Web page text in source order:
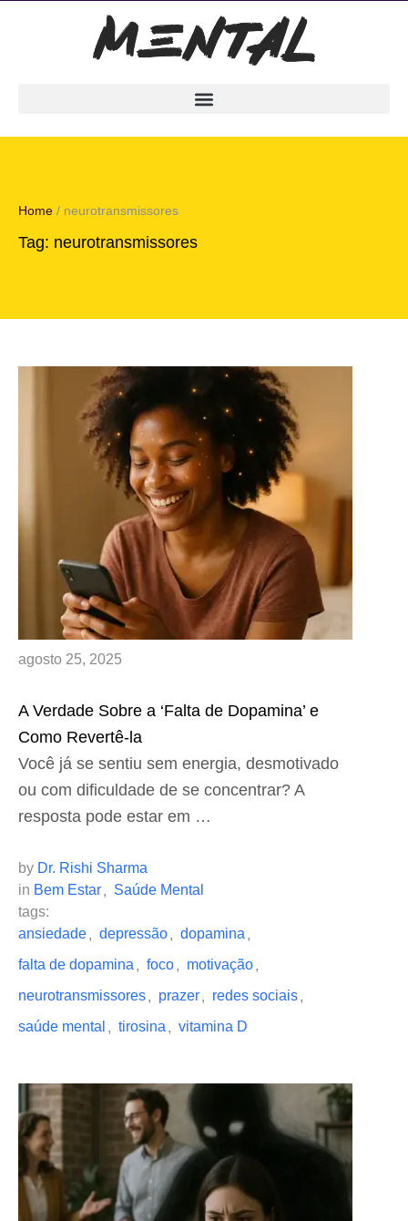
Home / neurotransmissores
Tag: neurotransmissores
agosto 25, 2025
A Verdade Sobre a ‘Falta de Dopamina’ e
Como Revertê-la
Você já se sentiu sem energia, desmotivado
ou com dificuldade de se concentrar? A
resposta pode estar em …
by Dr. Rishi Sharma
in Bem Estar, Saúde Mental
tags:
ansiedade, depressão, dopamina ,
falta de dopamina , foco, motivação,
neurotransmissores, prazer, redes sociais,
saúde mental , tirosina , vitamina D